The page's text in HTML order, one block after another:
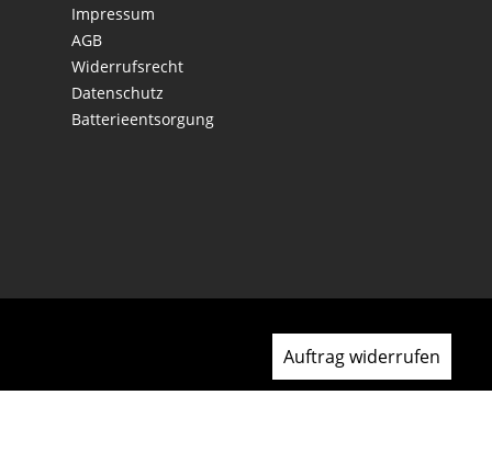
Impressum
AGB
Widerrufsrecht
Datenschutz
Batterieentsorgung
Auftrag widerrufen